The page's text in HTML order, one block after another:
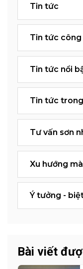
Tin tức
Tin tức công
Tin tức nổi
Tin tức
Tư vấn sơn
Xu hướng
Ý tưởng -
Bài viết